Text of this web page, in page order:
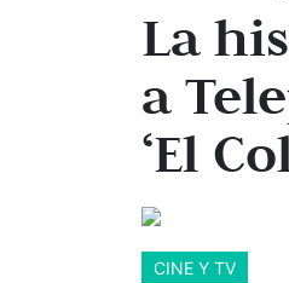
La
a
‘El
CINE Y TV